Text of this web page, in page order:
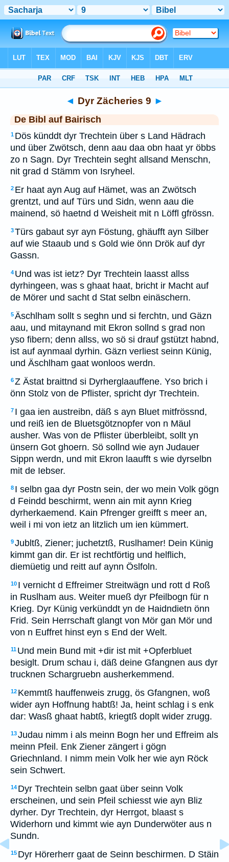
◄ Dyr Zächeries 9 ►
De Bibl auf Bairisch
1 Dös künddt dyr Trechtein über s Land Hädrach
und über Zwötsch, denn aau daa obn haat yr öbbs
zo n Sagn. Dyr Trechtein seght allsand Menschn,
nit grad d Stämm von Isryheel.
2 Er haat ayn Aug auf Hämet, was an Zwötsch
grentzt, und auf Türs und Sidn, wenn aau die
mainend, sö haetnd d Weisheit mit n Löffl gfrössn.
3Türs gabaut syr ayn Föstung, ghäufft ayn Silber
auf wie Staaub und s Gold wie önn Drök auf dyr
Gassn.
4 Und was ist ietz? Dyr Trechtein laasst allss
dyrhingeen, was s ghaat haat, bricht ir Macht auf
de Mörer und sacht d Stat selbn einäschern.
5Äschlham sollt s seghn und si ferchtn, und Gäzn
aau, und mitaynand mit Ekron sollnd s grad non
yso fibern; denn allss, wo sö si drauf gstützt habnd,
ist auf aynmaal dyrhin. Gäzn verliest seinn Künig,
und Äschlham gaat wonloos werdn.
6Z Ästat braittnd si Dyrherglaauffene. Yso brich i
önn Stolz von de Pflister, spricht dyr Trechtein.
7 I gaa ien austreibn, däß s ayn Bluet mitfrössnd,
und reiß ien de Bluetsgötznopfer von n Mäul
ausher. Was von de Pflister überbleibt, sollt yn
ünsern Got ghoern. Sö sollnd wie ayn Judauer
Sippn werdn, und mit Ekron laaufft s wie dyrselbn
mit de Iebser.
8 I selbn gaa dyr Postn sein, der wo mein Volk gögn
d Feindd beschirmt, wenn ain mit aynn Krieg
dyrherkaemend. Kain Pfrenger greifft s meer an,
weil i mi von ietz an litzlich um ien kümmert.
9Jubltß, Ziener; juchetztß, Ruslhamer! Dein Künig
kimmt gan dir. Er ist rechtförtig und helflich,
diemüetig und reitt auf aynn Öslfoln.
10 I vernicht d Effreimer Streitwägn und rott d Roß
in Ruslham aus. Weiter mueß dyr Pfeilbogn für n
Krieg. Dyr Künig verkünddt yn de Haidndietn önn
Frid. Sein Herrschaft glangt von Mör gan Mör und
von n Euffret hinst eyn s End der Welt.
11 Und mein Bund mit +dir ist mit +Opferbluet
besiglt. Drum schau i, däß deine Gfangnen aus dyr
trucknen Schargruebn ausherkemmend.
12 Kemmtß hauffenweis zrugg, ös Gfangnen, woß
wider ayn Hoffnung habtß! Ja, heint schlag i s enk
dar: Wasß ghaat habtß, kriegtß doplt wider zrugg.
13Judau nimm i als meinn Bogn her und Effreim als
meinn Pfeil. Enk Ziener zängert i gögn
Griechnland. I nimm mein Volk her wie ayn Röck
sein Schwert.
14 Dyr Trechtein selbn gaat über seinn Volk
erscheinen, und sein Pfeil schiesst wie ayn Bliz
dyrher. Dyr Trechtein, dyr Herrgot, blaast s
Widerhorn und kimmt wie ayn Dunderwöter aus n
Sundn.
15 Dyr Hörerherr gaat de Seinn beschirmen. D Stäin